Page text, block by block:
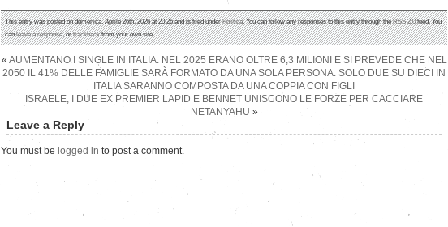
This entry was posted on domenica, Aprile 26th, 2026 at 20:26 and is filed underPolitica. You can follow any responses to this entry through theRSS 2.0feed. You
canleave a response, ortrackbackfrom your own site.
« AUMENTANO I SINGLE IN ITALIA: NEL 2025 ERANO OLTRE 6,3 MILIONI E SI PREVEDE CHE NEL
2050 IL 41% DELLE FAMIGLIE SARÀ FORMATO DA UNA SOLA PERSONA: SOLO DUE SU DIECI IN
ITALIA SARANNO COMPOSTA DA UNA COPPIA CON FIGLI
ISRAELE, I DUE EX PREMIER LAPID E BENNET UNISCONO LE FORZE PER CACCIARE
NETANYAHU »
Leave a Reply
You must be logged in to post a comment.